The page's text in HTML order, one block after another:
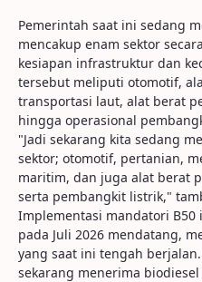
Pemerintah saat ini sedang
mencakup enam sektor
kesiapan infrastruktur dan
tersebut meliputi otomotif,
transportasi laut, alat berat
hingga operasional
"Jadi sekarang kita sedang
sektor; otomotif, pertanian,
maritim, dan juga alat berat
serta pembangkit listrik,"
Implementasi mandatori
pada Juli 2026 mendatang,
yang saat ini tengah
sekarang menerima